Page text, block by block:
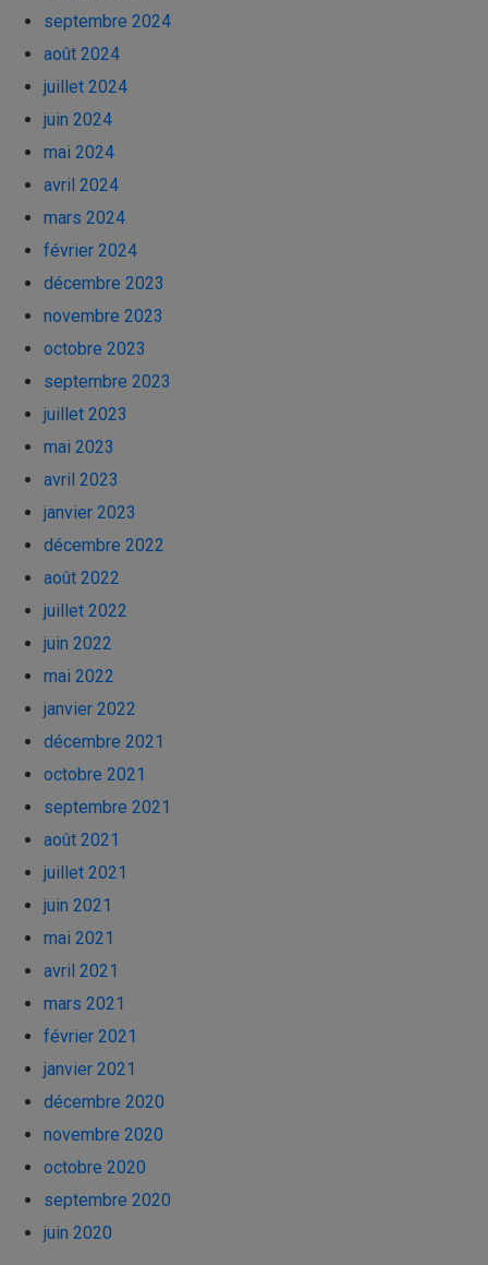
septembre 2024
août 2024
juillet 2024
juin 2024
mai 2024
avril 2024
mars 2024
février 2024
décembre 2023
novembre 2023
octobre 2023
septembre 2023
juillet 2023
mai 2023
avril 2023
janvier 2023
décembre 2022
août 2022
juillet 2022
juin 2022
mai 2022
janvier 2022
décembre 2021
octobre 2021
septembre 2021
août 2021
juillet 2021
juin 2021
mai 2021
avril 2021
mars 2021
février 2021
janvier 2021
décembre 2020
novembre 2020
octobre 2020
septembre 2020
juin 2020